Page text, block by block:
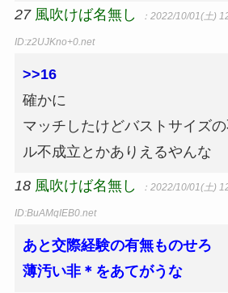
27 風吹けば名無し ：2022/10/01(土)
ID:z2UJKno+0.net
>>16
確かに
マッチしたけどバストサイズ
ル不成立とかありえるやんな
18 風吹けば名無し ：2022/10/01(土)
ID:BuAMqIEB0.net
あと交際経験の有無ものせろ
薄汚い非＊をあてがうな